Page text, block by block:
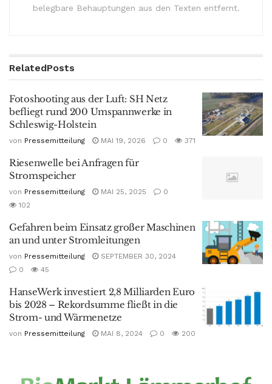
belegbare Behauptungen aus den Texten entfernt.
RelatedPosts
Fotoshooting aus der Luft: SH Netz
befliegt rund 200 Umspannwerke in
Schleswig-Holstein
von Pressemitteilung MAI 19, 2026 0 371
Riesenwelle bei Anfragen für
Stromspeicher
von Pressemitteilung MAI 25, 2025
0
102
Gefahren beim Einsatz großer Maschinen
an und unter Stromleitungen
von Pressemitteilung
SEPTEMBER 30, 2024
0
45
HanseWerk investiert 2,8 Milliarden Euro
bis 2028 – Rekordsumme fließt in die
Strom- und Wärmenetze
von Pressemitteilung MAI 8, 2024 0 200